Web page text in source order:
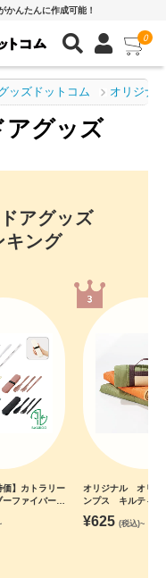
かんたんに作成可能！
0
ッズドットコム オリジナ
アグッズ
アグッズ
キング
価】カトラリー
ファイバー入
オリジナル オリ
ンプス キルティン
¥625 (税込)~